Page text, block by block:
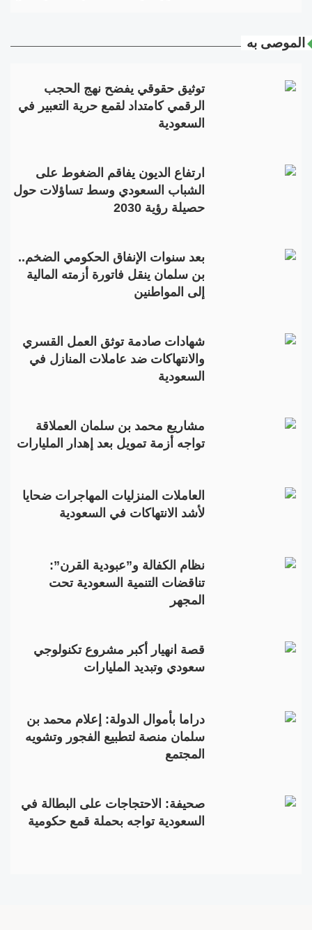
الموصى به
توثيق حقوقي يفضح نهج الحجب
الرقمي كامتداد لقمع حرية التعبير في
السعودية
ارتفاع الديون يفاقم الضغوط على
الشباب السعودي وسط تساؤلات حول
حصيلة رؤية 2030
بعد سنوات الإنفاق الحكومي الضخم..
بن سلمان ينقل فاتورة أزمته المالية
إلى المواطنين
شهادات صادمة توثق العمل القسري
والانتهاكات ضد عاملات المنازل في
السعودية
مشاريع محمد بن سلمان العملاقة
تواجه أزمة تمويل بعد إهدار المليارات
العاملات المنزليات المهاجرات ضحايا
لأشد الانتهاكات في السعودية
نظام الكفالة و”عبودية القرن”:
تناقضات التنمية السعودية تحت
المجهر
قصة انهيار أكبر مشروع تكنولوجي
سعودي وتبديد المليارات
دراما بأموال الدولة: إعلام محمد بن
سلمان منصة لتطبيع الفجور وتشويه
المجتمع
صحيفة: الاحتجاجات على البطالة في
السعودية تواجه بحملة قمع حكومية